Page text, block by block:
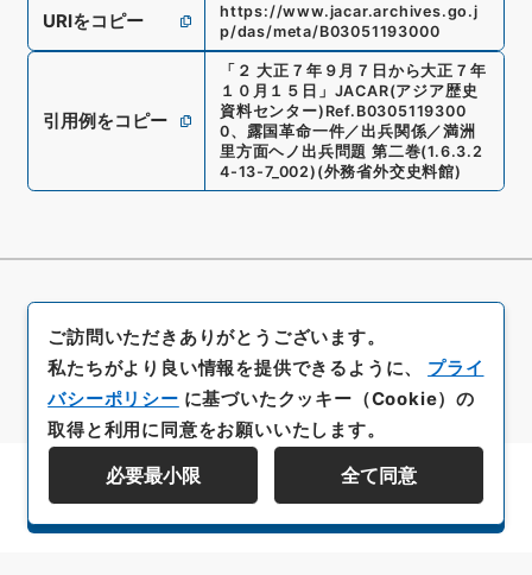
URIをコピー
https://www.jacar.archives.go.j
p/das/meta/B03051193000
引用例をコピー
「 ２ 大正７年９月７日から大正７年
１０月１５日 」 JACAR(アジア歴史
資料センター) Ref. B0305119300
0、 露国革命一件／出兵関係／満洲
里方面ヘノ出兵問題 第二巻(1.6.3.2
4-13-7_002) (外務省外交史料館)
資料群階層を表示する
ご訪問いただきありがとうございます。
私たちがより良い情報を提供できるように、 プライ
バシーポリシー に基づいたクッキー（Cookie）の
取得と利用に同意をお願いいたします。
必要最小限 全て同意